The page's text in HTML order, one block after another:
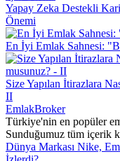
Yapay Zeka Destekli
Önemi
En İyi Emlak Sahnesi:
Size Yapılan İtirazlara
II
EmlakBroker
Türkiye'nin en popüler
Sunduğumuz tüm içerik
Dünya Markası Nike,